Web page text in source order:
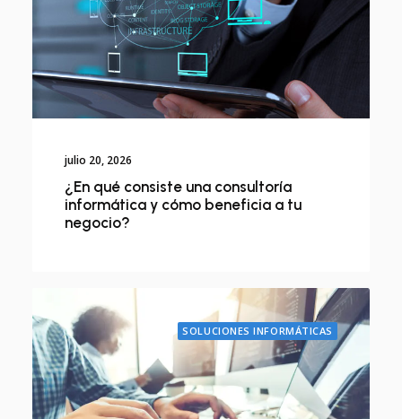
julio 20, 2026
¿En qué consiste una consultoría
informática y cómo beneficia a tu
negocio?
SOLUCIONES INFORMÁTICAS